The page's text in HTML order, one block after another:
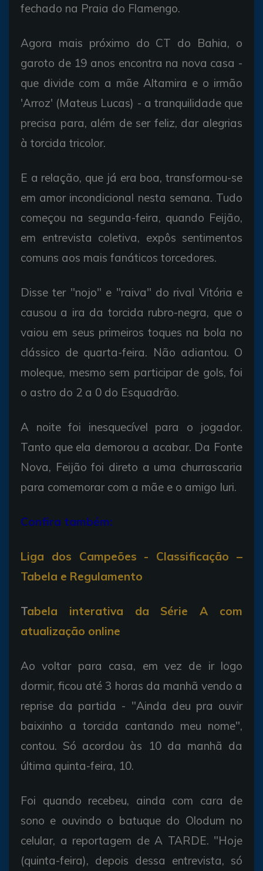
fechado na Praia do Flamengo.
Agora mais próximo do CT do Bahia, o
garoto de 19 anos encontra na nova casa -
que divide com a mãe Altamira e o irmão
'Arroz' (Mateus Lucas) - a tranquilidade que
precisa para, além de ser feliz, dar alegrias
à torcida tricolor.
E a relação, que já era boa, transformou-se
em amor incondicional nesta semana. Tudo
começou na segunda-feira, quando Feijão,
em entrevista coletiva, expôs sentimentos
comuns aos mais fanáticos torcedores.
Disse ter "nojo" e "raiva" do rival Vitória e
causou a ira da torcida rubro-negra, que o
vaiou em seus primeiros toques na bola no
clássico de quarta-feira. Não adiantou. O
moleque, mesmo sem participar de gols, foi
o astro do 2 a 0 do Esquadrão.
A noite foi inesquecível para o jogador.
Tanto que ela demorou a acabar. Da Fonte
Nova, Feijão foi direto a uma churrascaria
para comemorar com a mãe e o amigo Iuri.
Confira também:
Liga dos Campeões - Classificação –
Tabela e Regulamento
Tabela interativa da Série A com
atualização online
Ao voltar para casa, em vez de ir logo
dormir, ficou até 3 horas da manhã vendo a
reprise da partida - "Ainda deu pra ouvir
baixinho a torcida cantando meu nome",
contou. Só acordou às 10 da manhã da
última quinta-feira, 10.
Foi quando recebeu, ainda com cara de
sono e ouvindo o batuque do Olodum no
celular, a reportagem de A TARDE. "Hoje
(quinta-feira), depois dessa entrevista, só